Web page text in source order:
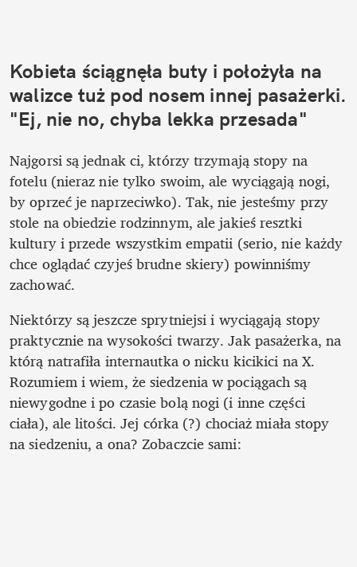
Kobieta ściągnęła buty i położyła na
walizce tuż pod nosem innej pasażerki.
"Ej, nie no, chyba lekka przesada"
Najgorsi są jednak ci, którzy trzymają stopy na
fotelu (nieraz nie tylko swoim, ale wyciągają nogi,
by oprzeć je naprzeciwko). Tak, nie jesteśmy przy
stole na obiedzie rodzinnym, ale jakieś resztki
kultury i przede wszystkim empatii (serio, nie każdy
chce oglądać czyjeś brudne skiery) powinniśmy
zachować.
Niektórzy są jeszcze sprytniejsi i wyciągają stopy
praktycznie na wysokości twarzy. Jak pasażerka, na
którą natrafiła internautka o nicku kicikici na X.
Rozumiem i wiem, że siedzenia w pociągach są
niewygodne i po czasie bolą nogi (i inne części
ciała), ale litości. Jej córka (?) chociaż miała stopy
na siedzeniu, a ona? Zobaczcie sami: